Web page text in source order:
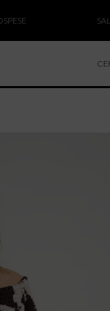
SALDI IN